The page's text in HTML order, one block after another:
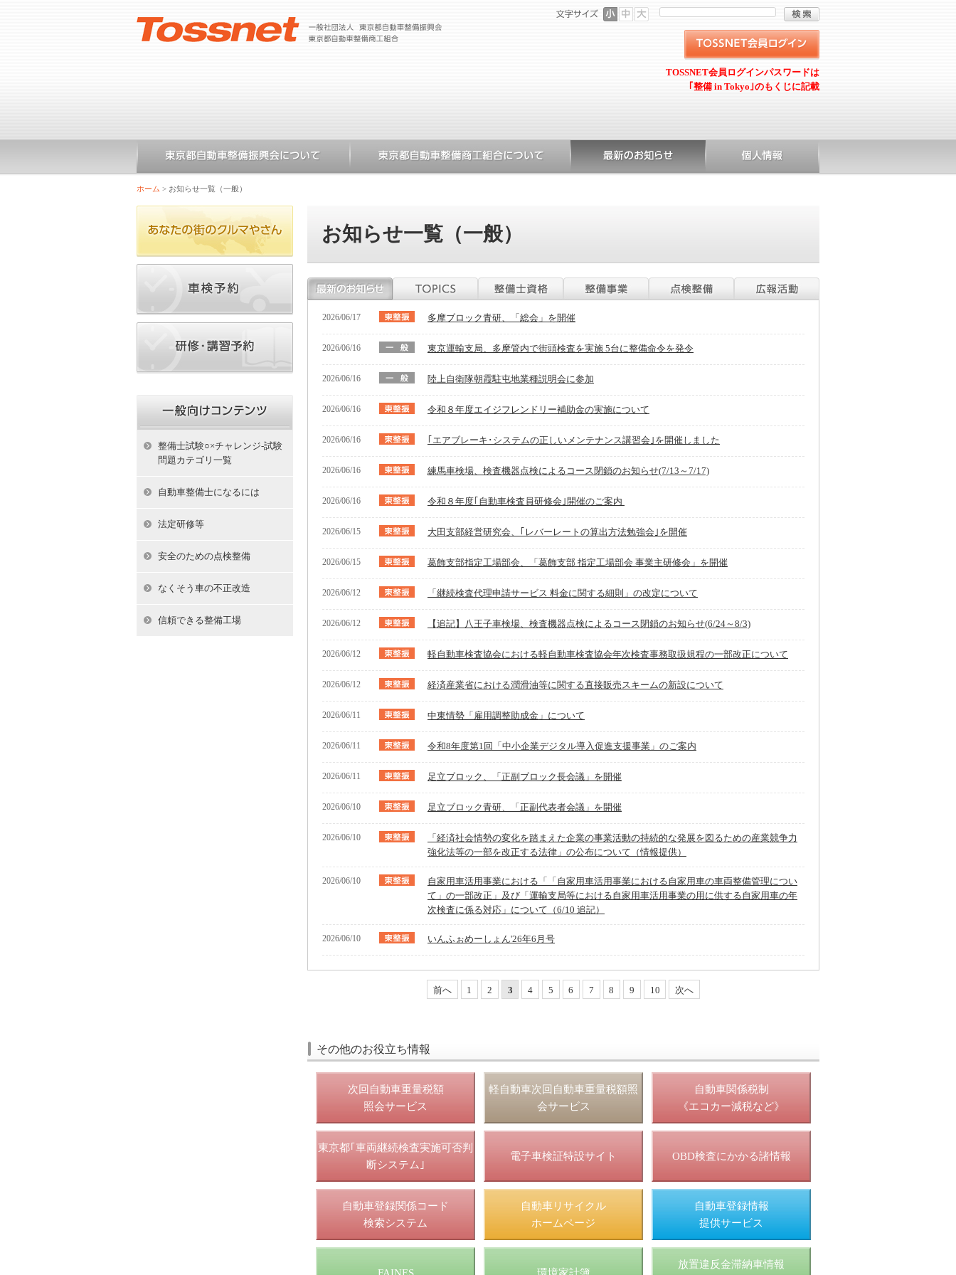
TOSSNET会員ログインパスワードは
｢整備 in Tokyo｣のもくじに記載
ホーム > お知らせ一覧（一般）
お知らせ一覧（一般）
2026/06/17 多摩ブロック青研、「総会」を開催
2026/06/16 東京運輸支局、多摩管内で街頭検査を実施 5台に整備命令を発令
2026/06/16 陸上自衛隊朝霞駐屯地業種説明会に参加
2026/06/16 令和８年度エイジフレンドリー補助金の実施について
2026/06/16 ｢エアブレーキ･システムの正しいメンテナンス講習会｣を開催しました
2026/06/16 練馬車検場、検査機器点検によるコース閉鎖のお知らせ(7/13～7/17)
2026/06/16 令和８年度｢自動車検査員研修会｣開催のご案内
2026/06/15 大田支部経営研究会、｢レバーレートの算出方法勉強会｣を開催
2026/06/15 葛飾支部指定工場部会、「葛飾支部 指定工場部会 事業主研修会」を開催
2026/06/12 「継続検査代理申請サービス 料金に関する細則」の改定について
2026/06/12 【追記】八王子車検場、検査機器点検によるコース閉鎖のお知らせ(6/24～8/3)
2026/06/12 軽自動車検査協会における軽自動車検査協会年次検査事務取扱規程の一部改正について
2026/06/12 経済産業省における潤滑油等に関する直接販売スキームの新設について
2026/06/11 中東情勢「雇用調整助成金」について
2026/06/11 令和8年度第1回「中小企業デジタル導入促進支援事業」のご案内
2026/06/11 足立ブロック、「正副ブロック長会議」を開催
2026/06/10 足立ブロック青研、「正副代表者会議」を開催
2026/06/10
「経済社会情勢の変化を踏まえた企業の事業活動の持続的な発展を図るための産業競争力
強化法等の一部を改正する法律」の公布について（情報提供）
2026/06/10
自家用車活用事業における「「自家用車活用事業における自家用車の車両整備管理につい
て」の一部改正」及び「運輸支局等における自家用車活用事業の用に供する自家用車の年
次検査に係る対応」について（6/10 追記）
2026/06/10 いんふぉめーしょん'26年6月号
前へ 1 2 3 4 5 6 7 8 9 10 次へ
その他のお役立ち情報
次回自動車重量税額
照会サービス
軽自動車次回自動車重量税額照
会サービス
自動車関係税制
《エコカー減税など》
東京都｢車両継続検査実施可否判
断システム｣
電子車検証特設サイト OBD検査にかかる諸情報
自動車登録関係コード
検索システム
自動車リサイクル
ホームページ
自動車登録情報
提供サービス
放置違反金滞納車情報
整備士試験○×チャレンジ-試験
問題カテゴリ一覧
自動車整備士になるには
法定研修等
安全のための点検整備
なくそう車の不正改造
信頼できる整備工場